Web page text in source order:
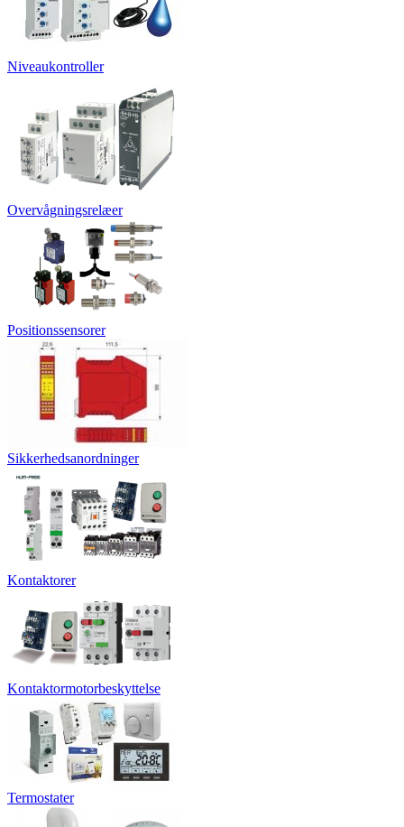
Niveaukontroller
Overvågningsrelæer
Positionssensorer
Sikkerhedsanordninger
Kontaktorer
Kontaktormotorbeskyttelse
Termostater